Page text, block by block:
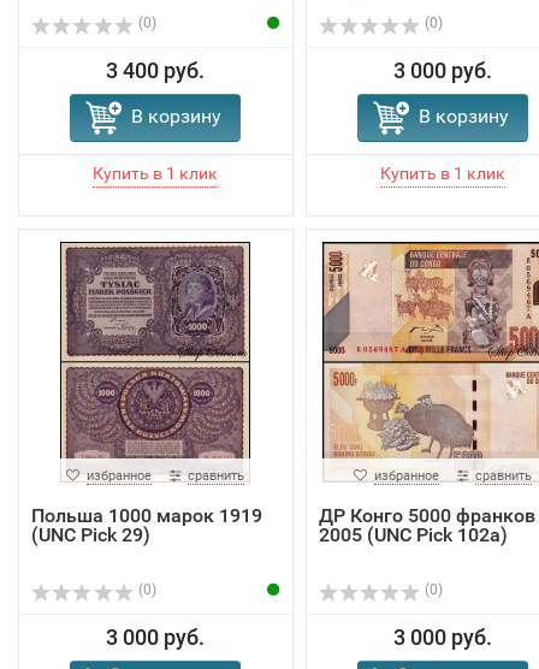
(0)
3 400 руб.
В корзину
(0)
3 000 руб.
В корзину
избранное сравнить
Польша 1000 марок 1919
(UNC Pick 29)
(0)
3 000 руб.
избранное сравнить
ДР Конго 5000 франков
2005 (UNC Pick 102a)
(0)
3 000 руб.